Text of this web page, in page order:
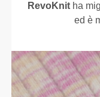
RevoKnitha
ed è